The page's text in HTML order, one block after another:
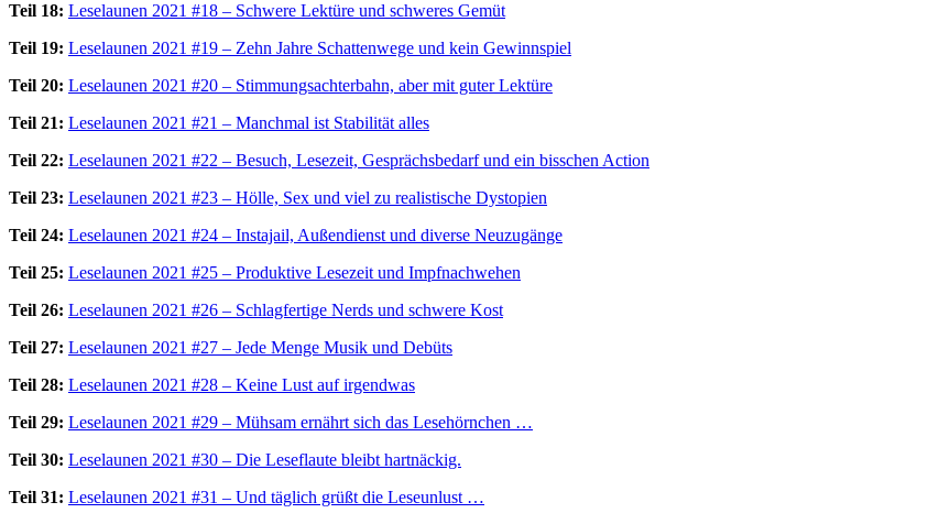
Teil 18: Leselaunen 2021 #18 – Schwere Lektüre und schweres Gemüt
Teil 19: Leselaunen 2021 #19 – Zehn Jahre Schattenwege und kein Gewinnspiel
Teil 20: Leselaunen 2021 #20 – Stimmungsachterbahn, aber mit guter Lektüre
Teil 21: Leselaunen 2021 #21 – Manchmal ist Stabilität alles
Teil 22: Leselaunen 2021 #22 – Besuch, Lesezeit, Gesprächsbedarf und ein bisschen Action
Teil 23: Leselaunen 2021 #23 – Hölle, Sex und viel zu realistische Dystopien
Teil 24: Leselaunen 2021 #24 – Instajail, Außendienst und diverse Neuzugänge
Teil 25: Leselaunen 2021 #25 – Produktive Lesezeit und Impfnachwehen
Teil 26: Leselaunen 2021 #26 – Schlagfertige Nerds und schwere Kost
Teil 27: Leselaunen 2021 #27 – Jede Menge Musik und Debüts
Teil 28: Leselaunen 2021 #28 – Keine Lust auf irgendwas
Teil 29: Leselaunen 2021 #29 – Mühsam ernährt sich das Lesehörnchen …
Teil 30: Leselaunen 2021 #30 – Die Leseflaute bleibt hartnäckig.
Teil 31: Leselaunen 2021 #31 – Und täglich grüßt die Leseunlust …